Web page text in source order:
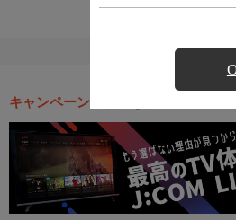
キャンペーン・お得な情報